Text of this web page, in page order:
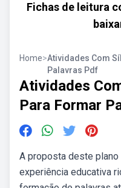
Fichas de leitura
Home>Atividades Com
Palavras Pdf
Atividades
Para Formar
A proposta deste plano
experiência educativa